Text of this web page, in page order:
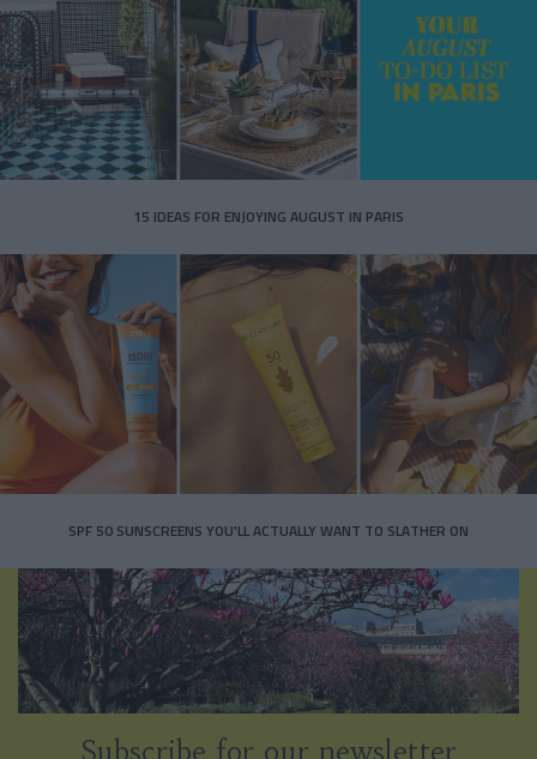
15 IDEAS FOR ENJOYING AUGUST IN PARIS
SPF 50 SUNSCREENS YOU'LL ACTUALLY WANT TO SLATHER ON
Subscribe for our newsletter